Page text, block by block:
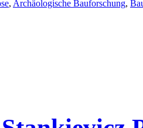
, Archäologische Bauforschung,